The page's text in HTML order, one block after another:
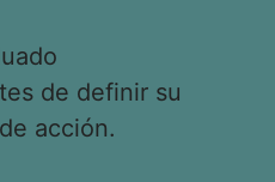
de definir su
acción.